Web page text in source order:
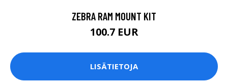
ZEBRA RAM MOUNT KIT
100.7 EUR
LISÄTIETOJA